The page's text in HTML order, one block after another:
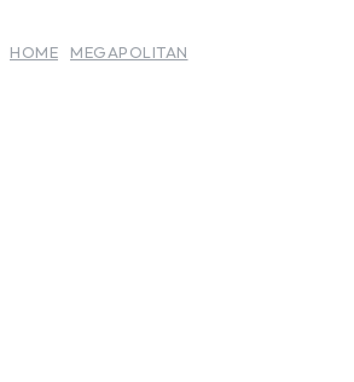
HOME MEGAPOLITAN